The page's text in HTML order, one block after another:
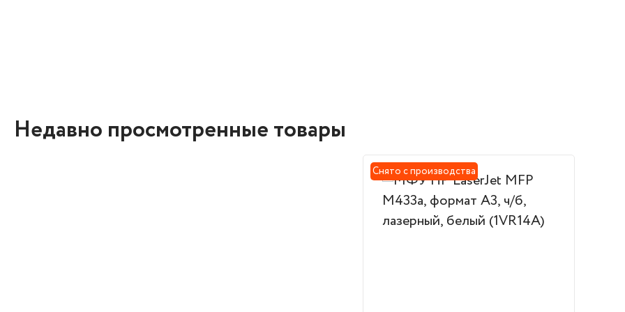
Недавно просмотренные товары
Снято с производства